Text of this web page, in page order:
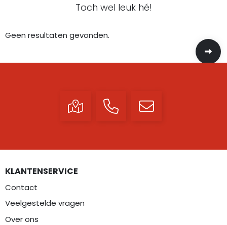
Toch wel leuk hé!
Geen resultaten gevonden.
KLANTENSERVICE
Contact
Veelgestelde vragen
Over ons